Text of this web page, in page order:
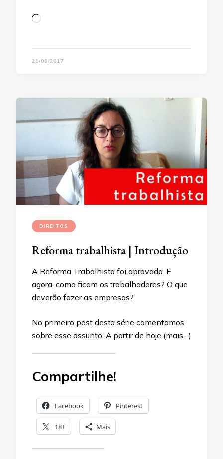
Loading…
21/08/2017
DIREITOS
Reforma trabalhista | Introdução
A Reforma Trabalhista foi aprovada. E
agora, como ficam os trabalhadores? O que
deverão fazer as empresas?
No primeiro post desta série comentamos
sobre esse assunto. A partir de hoje (mais…)
Compartilhe!
Facebook Pinterest
18+ Mais